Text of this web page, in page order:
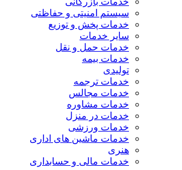
سیستم امنیتی و حفاظتی
خدمات پخش و توزیع
سایر خدمات
خدمات حمل و نقل
خدمات بیمه
تولیدی
خدمات ترجمه
خدمات مجالس
خدمات مشاوره
خدمات در منزل
خدمات ورزشی
خدمات ماشین های اداری
هنری
خدمات مالی و حسابداری